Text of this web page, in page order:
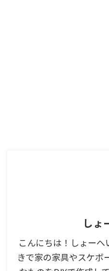
しょ
こんにちは！しょー
きで家の家具やスケボ